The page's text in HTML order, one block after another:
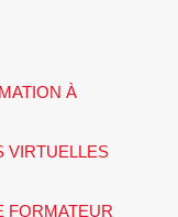
À
VIRTUELLES
FORMATEUR